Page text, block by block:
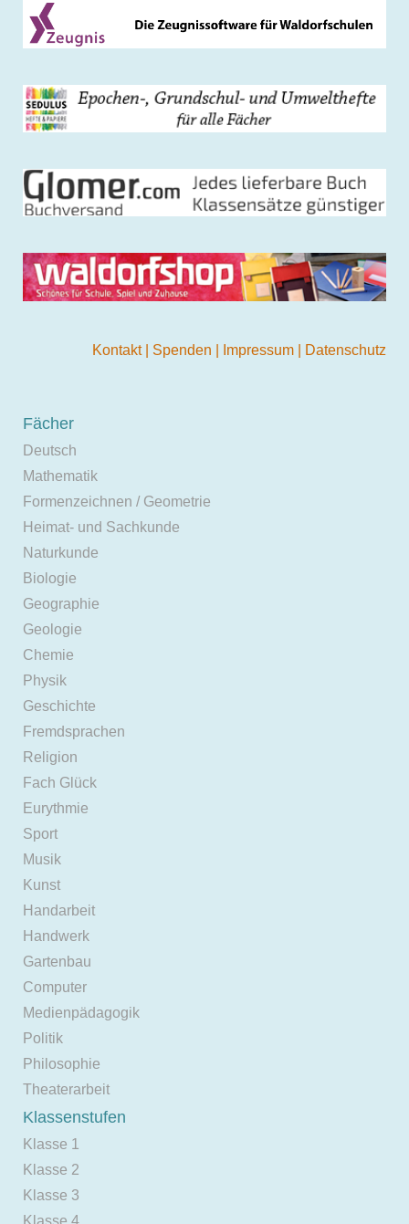
Kontakt Spenden Impressum Datenschutz
Fächer
Deutsch
Mathematik
Formenzeichnen / Geometrie
Heimat- und Sachkunde
Naturkunde
Biologie
Geographie
Geologie
Chemie
Physik
Geschichte
Fremdsprachen
Religion
Fach Glück
Eurythmie
Sport
Musik
Kunst
Handarbeit
Handwerk
Gartenbau
Computer
Medienpädagogik
Politik
Philosophie
Theaterarbeit
Klassenstufen
Klasse 1
Klasse 2
Klasse 3
Klasse 4